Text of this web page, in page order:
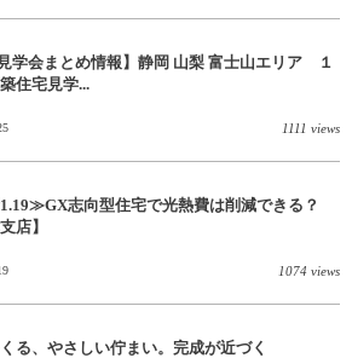
見学会まとめ情報】静岡 山梨 富士山エリア １
住宅見学...
1111 views
志向型住宅で光熱費は削減できる？
店】
1074 views
る、やさしい佇まい。完成が近づく